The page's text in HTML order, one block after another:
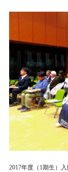
2017年度（1期生）